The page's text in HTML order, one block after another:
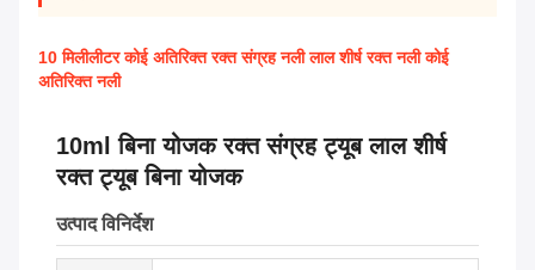
10 मिलीलीटर कोई अतिरिक्त रक्त संग्रह नली लाल शीर्ष रक्त नली कोई
अतिरिक्त नली
10ml बिना योजक रक्त संग्रह ट्यूब लाल शीर्ष
रक्त ट्यूब बिना योजक
उत्पाद विनिर्देश